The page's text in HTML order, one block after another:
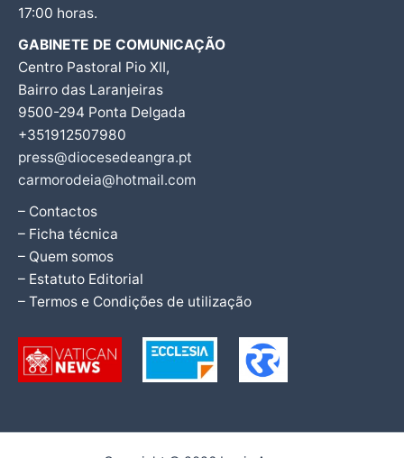
17:00 horas.
GABINETE DE COMUNICAÇÃO
Centro Pastoral Pio XII,
Bairro das Laranjeiras
9500-294 Ponta Delgada
+351912507980
press@diocesedeangra.pt
carmorodeia@hotmail.com
– Contactos
– Ficha técnica
– Quem somos
– Estatuto Editorial
– Termos e Condições de utilização